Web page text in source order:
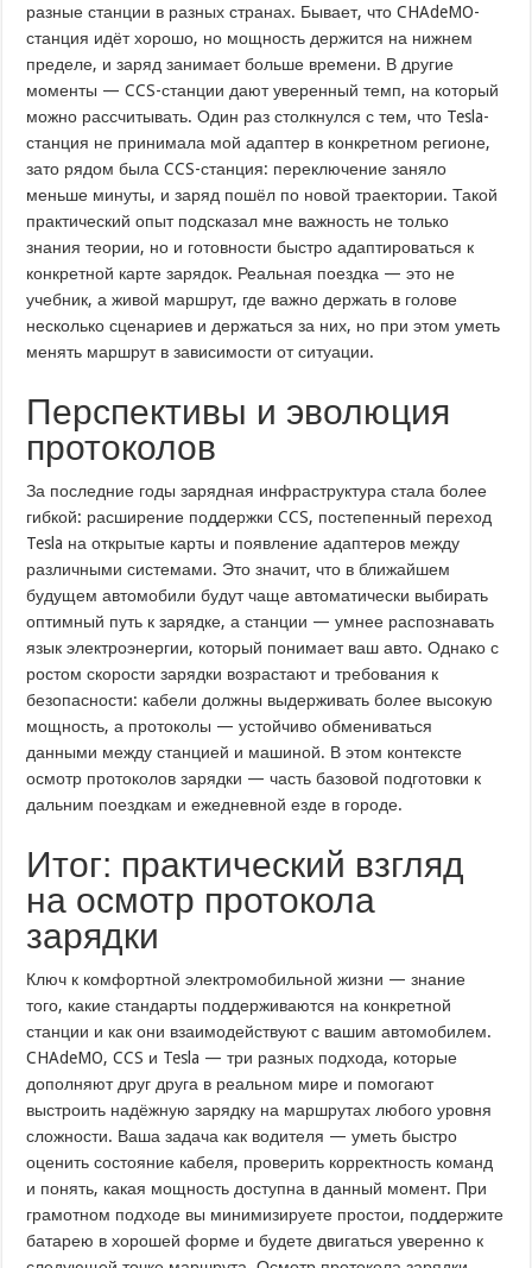
разные станции в разных странах. Бывает, что CHAdeMO-
станция идёт хорошо, но мощность держится на нижнем
пределе, и заряд занимает больше времени. В другие
моменты — CCS-станции дают уверенный темп, на который
можно рассчитывать. Один раз столкнулся с тем, что Tesla-
станция не принимала мой адаптер в конкретном регионе,
зато рядом была CCS-станция: переключение заняло
меньше минуты, и заряд пошёл по новой траектории. Такой
практический опыт подсказал мне важность не только
знания теории, но и готовности быстро адаптироваться к
конкретной карте зарядок. Реальная поездка — это не
учебник, а живой маршрут, где важно держать в голове
несколько сценариев и держаться за них, но при этом уметь
менять маршрут в зависимости от ситуации.
Перспективы и эволюция
протоколов
За последние годы зарядная инфраструктура стала более
гибкой: расширение поддержки CCS, постепенный переход
Tesla на открытые карты и появление адаптеров между
различными системами. Это значит, что в ближайшем
будущем автомобили будут чаще автоматически выбирать
оптимный путь к зарядке, а станции — умнее распознавать
язык электроэнергии, который понимает ваш авто. Однако с
ростом скорости зарядки возрастают и требования к
безопасности: кабели должны выдерживать более высокую
мощность, а протоколы — устойчиво обмениваться
данными между станцией и машиной. В этом контексте
осмотр протоколов зарядки — часть базовой подготовки к
дальним поездкам и ежедневной езде в городе.
Итог: практический взгляд
на осмотр протокола
зарядки
Ключ к комфортной электромобильной жизни — знание
того, какие стандарты поддерживаются на конкретной
станции и как они взаимодействуют с вашим автомобилем.
CHAdeMO, CCS и Tesla — три разных подхода, которые
дополняют друг друга в реальном мире и помогают
выстроить надёжную зарядку на маршрутах любого уровня
сложности. Ваша задача как водителя — уметь быстро
оценить состояние кабеля, проверить корректность команд
и понять, какая мощность доступна в данный момент. При
грамотном подходе вы минимизируете простои, поддержите
батарею в хорошей форме и будете двигаться уверенно к